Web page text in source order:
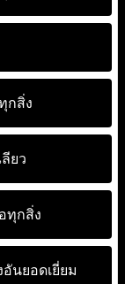
กสิ่ง
ยว
ทุกสิ่ง
นยอดเยี่ยม